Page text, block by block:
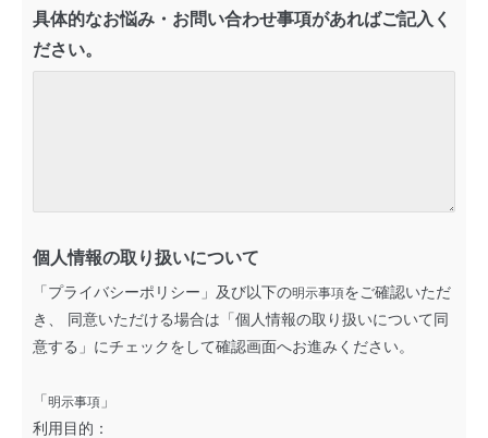
具体的なお悩み・お問い合わせ事項があればご記入く
ださい。
個人情報の取り扱いについて
「プライバシーポリシー」及び以下の明示事項をご確認いただ
き、 同意いただける場合は「個人情報の取り扱いについて同
意する」にチェックをして確認画面へお進みください。
「明示事項 」
利用目的：